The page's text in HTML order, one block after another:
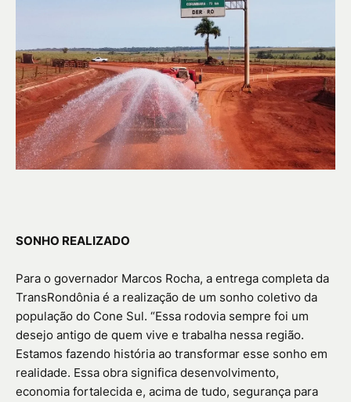
SONHO REALIZADO
Para o governador Marcos Rocha, a entrega completa da
TransRondônia é a realização de um sonho coletivo da
população do Cone Sul. “Essa rodovia sempre foi um
desejo antigo de quem vive e trabalha nessa região.
Estamos fazendo história ao transformar esse sonho em
realidade. Essa obra significa desenvolvimento,
economia fortalecida e, acima de tudo, segurança para